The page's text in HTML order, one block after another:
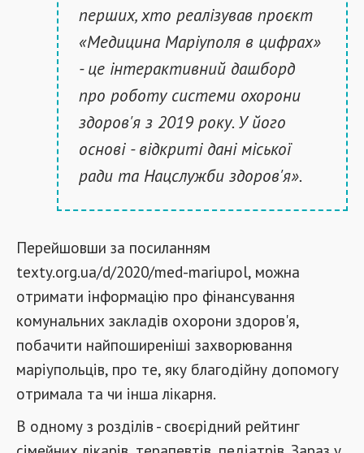
перших, хто реалізував проєкт
«Медицина Маріуполя в цифрах»
- це інтерактивний дашборд
про роботу системи охорони
здоров'я з 2019 року. У його
основі - відкриті дані міської
ради та Нацслужби здоров'я».
Перейшовши за посиланням
texty.org.ua/d/2020/med-mariupol, можна
отримати інформацію про фінансування
комунальних закладів охорони здоров'я,
побачити найпоширеніші захворювання
маріупольців, про те, яку благодійну допомогу
отримала та чи інша лікарня.
В одному з розділів - своєрідний рейтинг